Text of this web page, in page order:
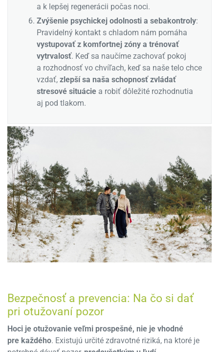
a k lepšej regenerácii počas noci.
Zvýšenie psychickej odolnosti a sebakontroly:
Pravidelný kontakt s chladom nám pomáha
vystupovať z komfortnej zóny a trénovať
vytrvalosť. Keď sa naučíme zachovať pokoj
a rozhodnosť vo chvíľach, keď sa naše telo chce
vzdať, zlepší sa naša schopnosť zvládať
stresové situácie a robiť dôležité rozhodnutia
aj pod tlakom.
Bezpečnosť a prevencia: Na čo si dať
pri otužovaní pozor
Hoci je otužovanie veľmi prospešné, nie je vhodné
pre každého. Existujú určité zdravotné riziká, na ktoré je